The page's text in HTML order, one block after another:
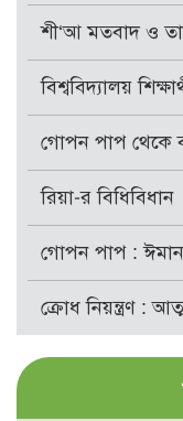
শী‘আ মতবাদ ও
বিশ্ববিদ্যালয়
গোপন পাপ থেকে
রিয়া-র বিধিবিধান
গোপন পাপ :
ক্রোধ নিয়ন্ত্রণ :